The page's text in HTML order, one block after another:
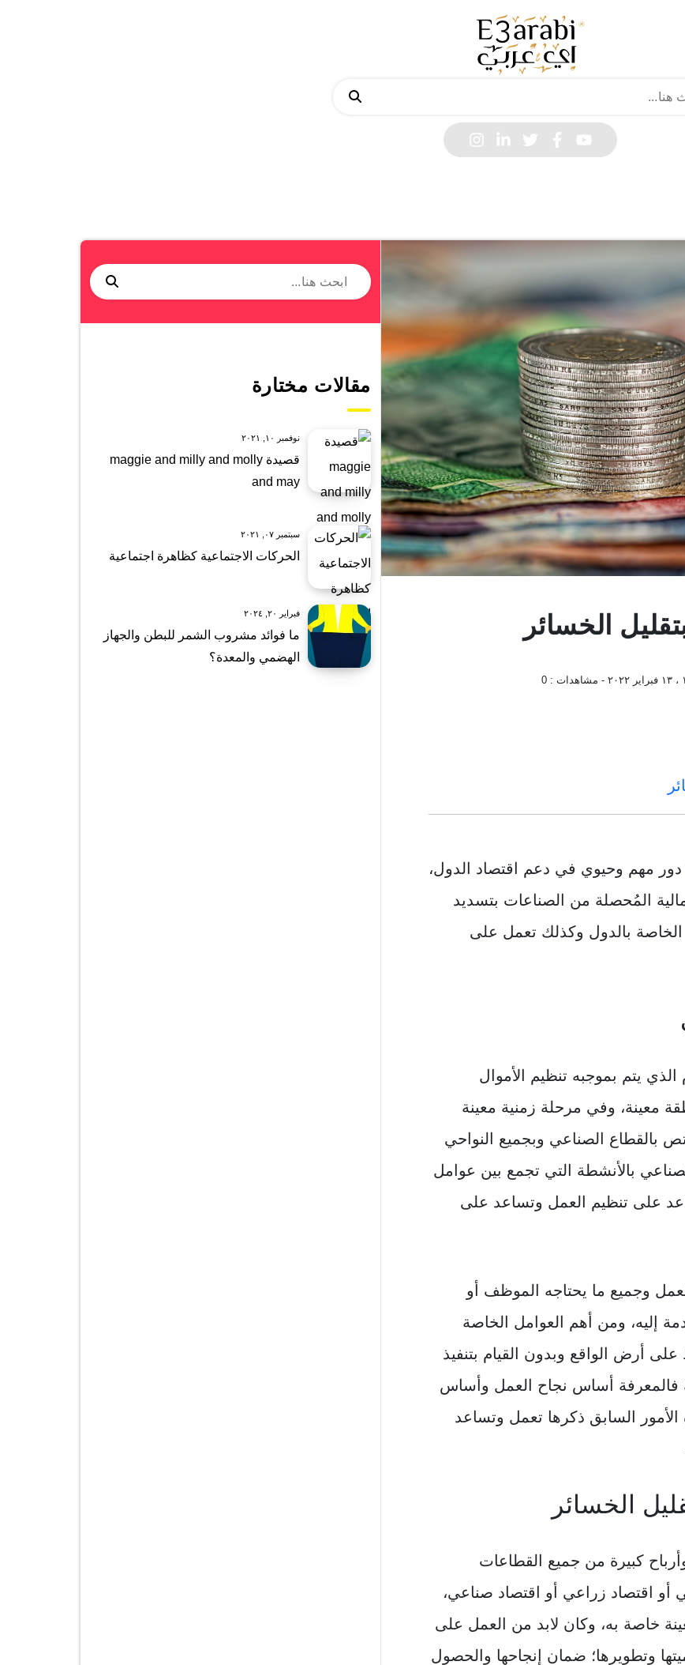
الخسائر
- مشاهدات : 0
دور مهم وحيوي في دعم اقتصاد الدول،
المُحصلة من الصناعات بتسديد
الخاصة بالدول وكذلك تعمل على
يتم بموجبه تنظيم الأموال
معينة، وفي مرحلة زمنية معينة
بالقطاع الصناعي وبجميع النواحي
بالأنشطة التي تجمع بين عوامل
على تنظيم العمل وتساعد على
وجميع ما يحتاجه الموظف أو
إليه، ومن أهم العوامل الخاصة
أرض الواقع وبدون القيام بتنفيذ
فالمعرفة أساس نجاح العمل وأساس
الأمور السابق ذكرها تعمل وتساعد
الخسائر
كبيرة من جميع القطاعات
أو اقتصاد زراعي أو اقتصاد صناعي،
خاصة به، وكان لابد من العمل على
وتطويرها؛ ضمان إنجاحها والحصول
مقالات مختارة
نوفمبر ١٠, ٢٠٢١
قصيدة maggie and milly and molly
and may
سبتمبر ٠٧, ٢٠٢١
الحركات الاجتماعية كظاهرة اجتماعية
فبراير ٢٠, ٢٠٢٤
ما فوائد مشروب الشمر للبطن والجهاز
الهضمي والمعدة؟